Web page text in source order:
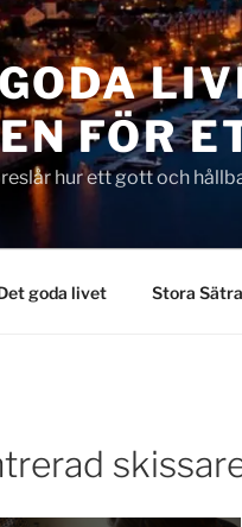
FÖR
hur ett gott och
goda livet Stora Sätra